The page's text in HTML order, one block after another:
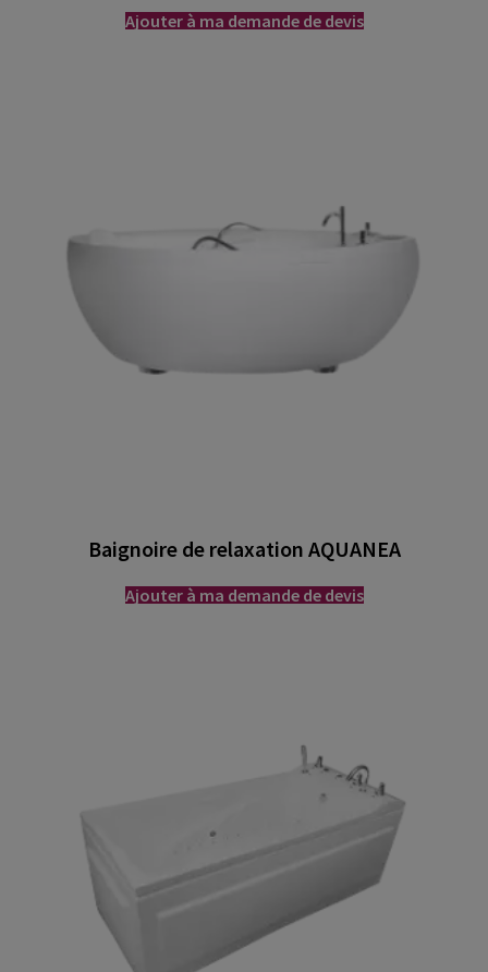
Ajouter à ma demande de devis
Baignoire de relaxation AQUANEA
Ajouter à ma demande de devis